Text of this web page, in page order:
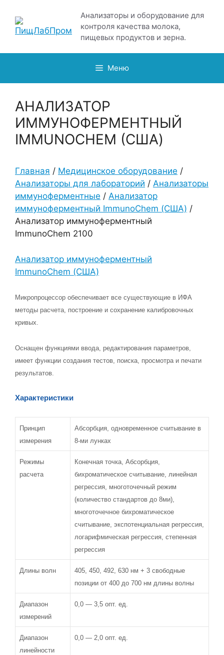
содержимому
Анализаторы и оборудование для
контроля качества молока,
пищевых продуктов и зерна.
Меню
АНАЛИЗАТОР
ИММУНОФЕРМЕНТНЫЙ
IMMUNOCHEM (США)
Главная / Медицинское оборудование /
Анализаторы для лабораторий / Анализаторы
иммуноферментные / Анализатор
иммуноферментный ImmunoChem (США) /
Анализатор иммуноферментный
ImmunoChem 2100
Анализатор иммуноферментный
ImmunoChem (США)
Микропроцессор обеспечивает все существующие в ИФА
методы расчета, построение и сохранение калибровочных
кривых.
Оснащен функциями ввода, редактирования параметров,
имеет функции создания тестов, поиска, просмотра и печати
результатов.
Характеристики
Принцип
измерения
Абсорбция, одновременное считывание в
8-ми лунках
Режимы
расчета
Конечная точка, Абсорбция,
бихроматическое считывание, линейная
регрессия, многоточечный режим
(количество стандартов до 8ми),
многоточечное бихроматическое
считывание, экспотенциальная регрессия,
логарифмическая регрессия, степенная
регрессия
Длины волн
405, 450, 492, 630 нм + 3 свободные
позиции от 400 до 700 нм длины волны
Диапазон
измерений
0,0 — 3,5 опт. ед.
Диапазон
линейности
0,0 — 2,0 опт. ед.